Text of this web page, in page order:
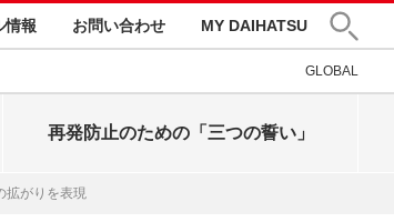
情報 お問い合わせ MY DAIHATSU
GLOBAL
再発防止のための「三つの誓い」
拡がりを表現